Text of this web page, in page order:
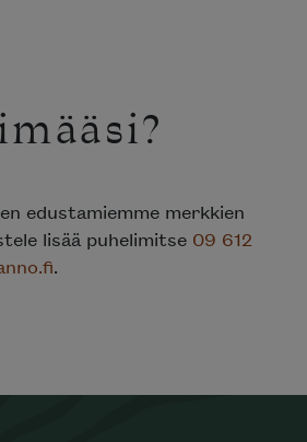
edustamiemme merkkien
lisää puhelimitse 09 612
.